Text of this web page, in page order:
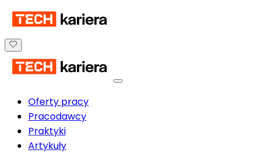
Oferty pracy
Pracodawcy
Praktyki
Artykuły